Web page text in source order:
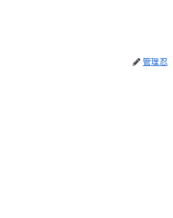
管理忍